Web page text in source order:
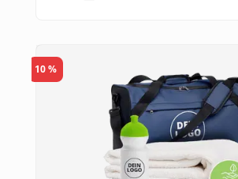
10 %